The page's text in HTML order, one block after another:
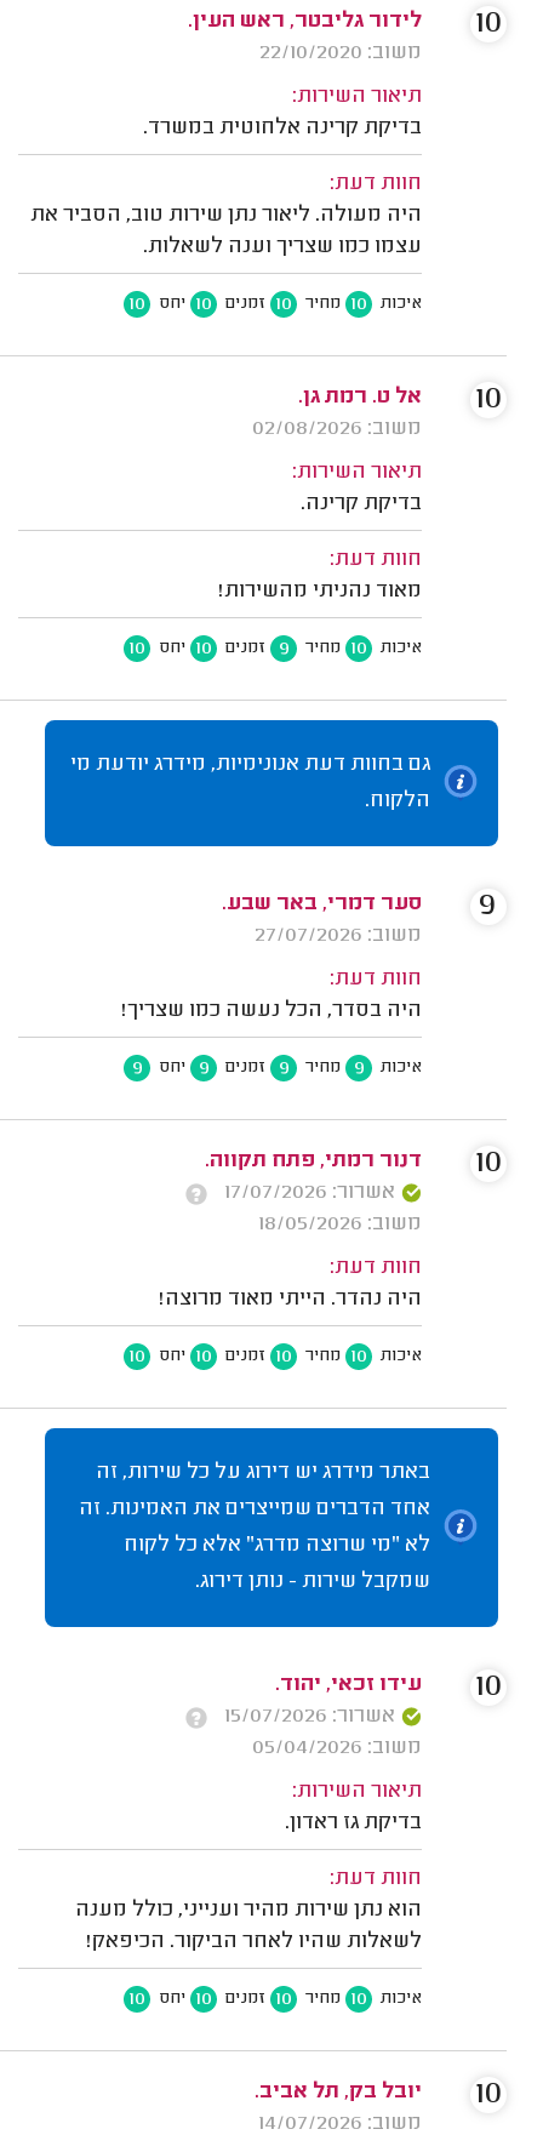
לידור גליבטר, ראש העין.
משוב: 22/10/2020
תיאור השירות:
בדיקת קרינה אלחוטית במשרד.
חוות דעת:
היה מעולה. ליאור נתן שירות טוב, הסביר את
עצמו כמו שצריך וענה לשאלות.
איכות 10 מחיר 10 זמנים 10 יחס 10
10
אל ט. רמת גן.
משוב: 02/08/2026
תיאור השירות:
בדיקת קרינה.
חוות דעת:
מאוד נהניתי מהשירות!
איכות 10 מחיר 9 זמנים 10 יחס 10
10
גם בחוות דעת אנונימיות, מידרג יודעת מי
הלקוח.
סער דמרי, באר שבע.
משוב: 27/07/2026
חוות דעת:
היה בסדר, הכל נעשה כמו שצריך!
איכות 9 מחיר 9 זמנים 9 יחס 9
9
דנור רמתי, פתח תקווה.
אשרור: 17/07/2026
משוב: 18/05/2026
חוות דעת:
היה נהדר. הייתי מאוד מרוצה!
איכות 10 מחיר 10 זמנים 10 יחס 10
10
באתר מידרג יש דירוג על כל שירות, זה
אחד הדברים שמייצרים את האמינות. זה
לא "מי שרוצה מדרג" אלא כל לקוח
שמקבל שירות - נותן דירוג.
עידו זכאי, יהוד.
אשרור: 15/07/2026
משוב: 05/04/2026
תיאור השירות:
בדיקת גז ראדון.
חוות דעת:
הוא נתן שירות מהיר וענייני, כולל מענה
לשאלות שהיו לאחר הביקור. הכיפאק!
איכות 10 מחיר 10 זמנים 10 יחס 10
10
יובל בק, תל אביב.
משוב: 14/07/2026
10